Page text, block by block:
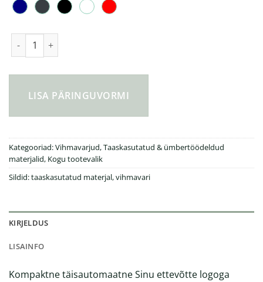
LISA PÄRINGUVORMI
Kategooriad:Vihmavarjud,Taaskasutatud & ümbertöödeldud
materjalid, Kogu tootevalik
Sildid:taaskasutatud materjal,vihmavari
KIRJELDUS
LISAINFO
Kompaktne täisautomaatne Sinu ettevõtte logoga